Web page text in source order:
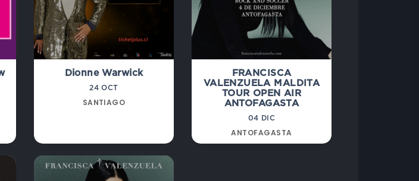
Dionne Warwick
24 OCT
SANTIAGO
FRANCISCA
VALENZUELA MALDITA
TOUR OPEN AIR
ANTOFAGASTA
04 DIC
ANTOFAGASTA